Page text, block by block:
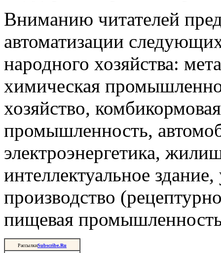
Вниманию читателей
автоматизации
народного хозяйства:
химическая
хозяйство,
промышленность,
электроэнергетика,
интеллектуальное
производство
пищевая
РассылкиSubscribe.Ru